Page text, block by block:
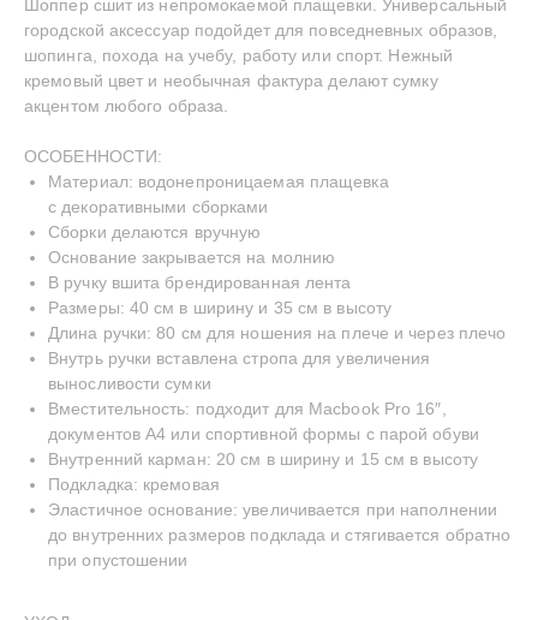
Шоппер сшит из непромокаемой плащевки. Универсальный
городской аксессуар подойдет для повседневных образов,
шопинга, похода на учебу, работу или спорт. Нежный
кремовый цвет и необычная фактура делают сумку
акцентом любого образа.
ОСОБЕННОСТИ:
Материал: водонепроницаемая плащевка
с декоративными сборками
Сборки делаются вручную
Основание закрывается на молнию
В ручку вшита брендированная лента
Размеры: 40 см в ширину и 35 см в высоту
Длина ручки: 80 см для ношения на плече и через плечо
Внутрь ручки вставлена стропа для увеличения
выносливости сумки
Вместительность: подходит для Macbook Pro 16″,
документов А4 или спортивной формы с парой обуви
Внутренний карман: 20 см в ширину и 15 см в высоту
Подкладка: кремовая
Эластичное основание: увеличивается при наполнении
до внутренних размеров подклада и стягивается обратно
при опустошении
INSTAGRAM
СПРОЕКТИРОВАНО
NON-OBJECTIVE
— СДЕЛАНО С ЛЮБОВЬЮ
TELEGRAM YOUTUBE